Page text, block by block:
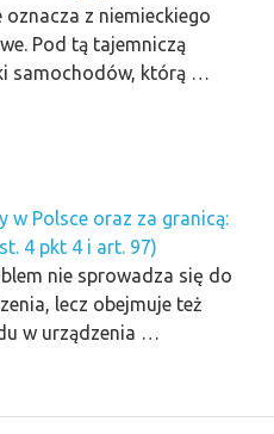
z niemieckiego
Pod tą tajemniczą
samochodów, którą …
w Polsce oraz za granicą:
4 pkt 4 i art. 97)
nie sprowadza się do
lecz obejmuje też
w urządzenia …